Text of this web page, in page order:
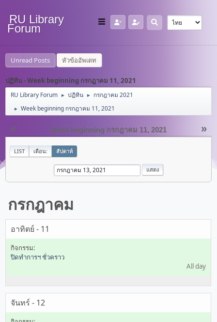
RU Library
Forum
Unread Posts หัวข้ออัพเดท
ปฏิทิน - Week beginning กรกฎาคม 11, 2021
RU Library Forum ► ปฏิทิน ► กรกฎาคม 2021
► Week beginning กรกฎาคม 11, 2021
« »
Week beginning กรกฎาคม 11, 2021
LIST เดือน: สัปดาห์
กรกฎาคม
อาทิตย์ - 11
ปิดทำการฯ ชั่วคราว
All day
จันทร์ - 12